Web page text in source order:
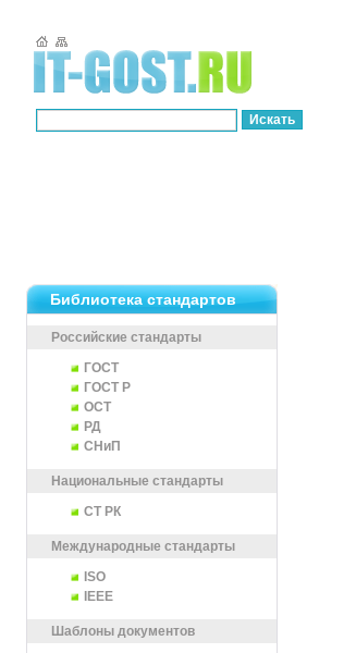
Библиотека стандартов
Российские стандарты
ГОСТ
ГОСТ Р
ОСТ
РД
СНиП
Национальные стандарты
СТ РК
Международные стандарты
ISO
IEEE
Шаблоны документов